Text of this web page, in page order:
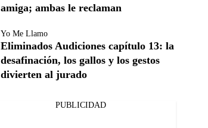
amiga; ambas le reclaman
Yo Me Llamo
Eliminados Audiciones capítulo 13: la
desafinación, los gallos y los gestos
divierten al jurado
PUBLICIDAD